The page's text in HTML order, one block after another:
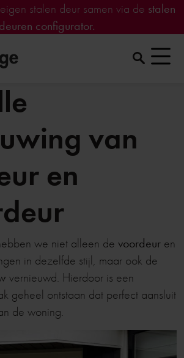
stalen deur samen via de stalen
deuren configurator.
van
en
we niet alleen de voordeur en
in dezelfde stijl, maar ook de
vernieuwd. Hierdoor is een
geheel ontstaan dat perfect aansluit
de woning.